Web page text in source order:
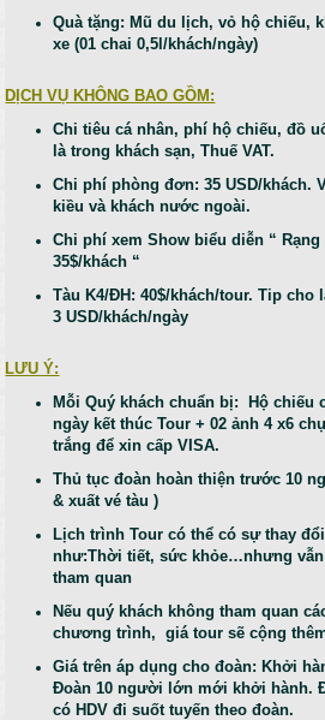
Quà tặng: Mũ du lịch, vỏ hộ chiếu,
xe (01 chai 0,5l/khách/ngày)
DỊCH VỤ KHÔNG BAO GỒM:
Chi tiêu cá nhân, phí hộ chiếu, đồ
là trong khách sạn, Thuế VAT.
Chi phí phòng đơn: 35 USD/khách.
kiều và khách nước ngoài.
Chi phí xem Show biểu diễn “
35$/khách “
Tàu K4/ĐH: 40$/khách/tour. Tip cho
3 USD/khách/ngày
LƯU Ý:
Mỗi Quý khách chuẩn bị: Hộ chiếu
ngày kết thúc Tour + 02 ảnh 4 x6
trắng để xin cấp VISA.
Thủ tục đoàn hoàn thiện trước 10
& xuất vé tàu )
Lịch trình Tour có thể có sự thay
như:Thời tiết, sức khỏe…nhưng vẫn
tham quan
Nếu quý khách không tham quan
chương trình, giá tour sẽ cộng
Giá trên áp dụng cho đoàn: Khởi
Đoàn 10 người lớn mới khởi hành.
có HDV đi suốt tuyến theo đoàn.